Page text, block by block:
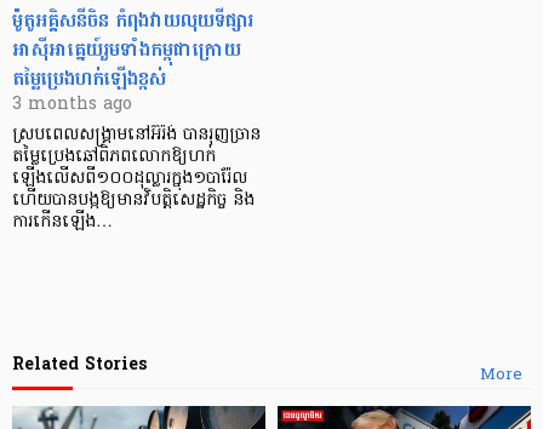
ម៉ូតូអគ្គិសនីចិន កំពុងវាយលុយទីផ្សារ
អាស៊ីអាគ្នេយ៍រួមទាំងកម្ពុជាក្រោយ
តម្លៃប្រេងហក់ឡើងខ្ពស់
3 months ago
ស្របពេលសង្គ្រាមនៅអ៊ីរ៉ង់ បានរុញច្រាន
តម្លៃប្រេងឆៅពិភពលោកឱ្យហក់
ឡើងលើសពី១០០ដុល្លារក្នុង១បារ៉ែល
ហើយបានបង្កឱ្យមានវិបត្តិសេដ្ឋកិច្ច និង
ការកើនឡើង…
More
Related Stories